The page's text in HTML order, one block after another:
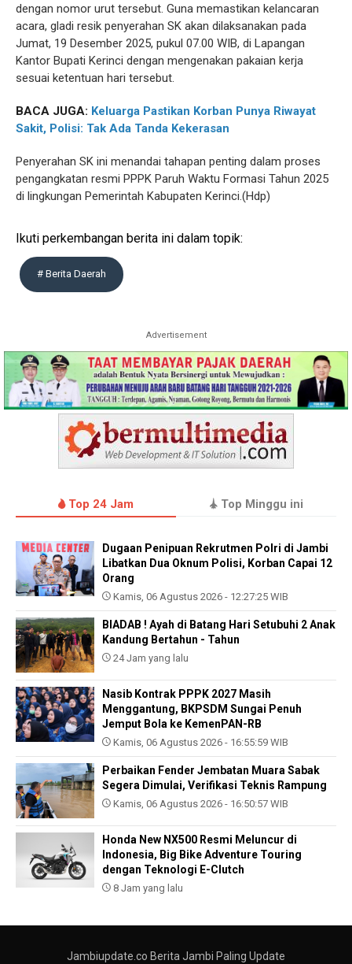
dengan nomor urut tersebut. Guna memastikan kelancaran
acara, gladi resik penyerahan SK akan dilaksanakan pada
Jumat, 19 Desember 2025, pukul 07.00 WIB, di Lapangan
Kantor Bupati Kerinci dengan mengenakan pakaian kerja
sesuai ketentuan hari tersebut.
BACA JUGA: Keluarga Pastikan Korban Punya Riwayat
Sakit, Polisi: Tak Ada Tanda Kekerasan
Penyerahan SK ini menandai tahapan penting dalam proses
pengangkatan resmi PPPK Paruh Waktu Formasi Tahun 2025
di lingkungan Pemerintah Kabupaten Kerinci.(Hdp)
Ikuti perkembangan berita ini dalam topik:
# Berita Daerah
Advertisement
Top 24 Jam Top Minggu ini
Dugaan Penipuan Rekrutmen Polri di Jambi
Libatkan Dua Oknum Polisi, Korban Capai 12
Orang
Kamis, 06 Agustus 2026 - 12:27:25 WIB
BIADAB ! Ayah di Batang Hari Setubuhi 2 Anak
Kandung Bertahun - Tahun
24 Jam yang lalu
Nasib Kontrak PPPK 2027 Masih
Menggantung, BKPSDM Sungai Penuh
Jemput Bola ke KemenPAN-RB
Kamis, 06 Agustus 2026 - 16:55:59 WIB
Perbaikan Fender Jembatan Muara Sabak
Segera Dimulai, Verifikasi Teknis Rampung
Kamis, 06 Agustus 2026 - 16:50:57 WIB
Honda New NX500 Resmi Meluncur di
Indonesia, Big Bike Adventure Touring
dengan Teknologi E-Clutch
8 Jam yang lalu
Jambiupdate.co Berita Jambi Paling Update